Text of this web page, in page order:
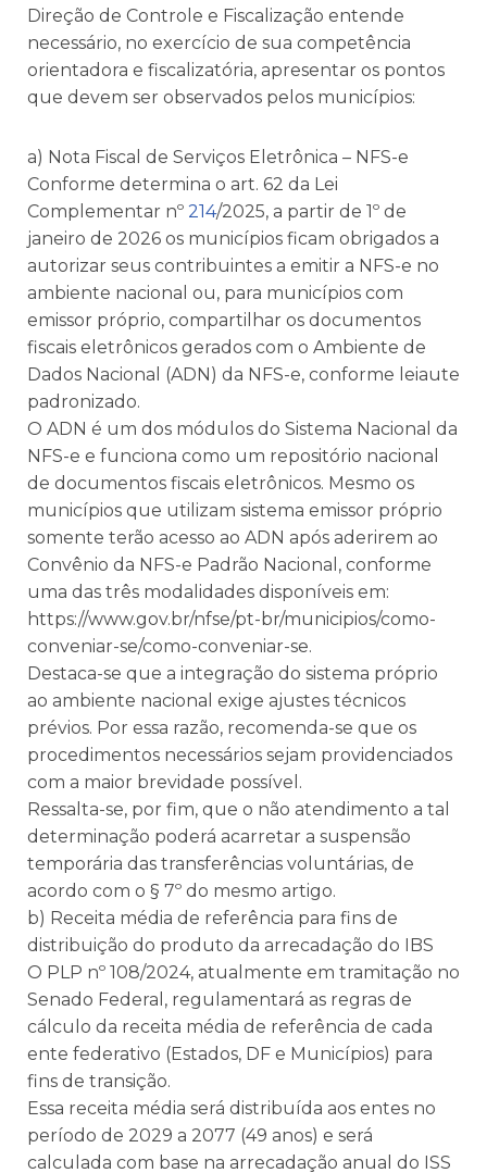
Direção de Controle e Fiscalização entende
necessário, no exercício de sua competência
orientadora e fiscalizatória, apresentar os pontos
que devem ser observados pelos municípios:
a) Nota Fiscal de Serviços Eletrônica – NFS-e
Conforme determina o art. 62 da Lei
Complementar nº 214/2025, a partir de 1º de
janeiro de 2026 os municípios ficam obrigados a
autorizar seus contribuintes a emitir a NFS-e no
ambiente nacional ou, para municípios com
emissor próprio, compartilhar os documentos
fiscais eletrônicos gerados com o Ambiente de
Dados Nacional (ADN) da NFS-e, conforme leiaute
padronizado.
O ADN é um dos módulos do Sistema Nacional da
NFS-e e funciona como um repositório nacional
de documentos fiscais eletrônicos. Mesmo os
municípios que utilizam sistema emissor próprio
somente terão acesso ao ADN após aderirem ao
Convênio da NFS-e Padrão Nacional, conforme
uma das três modalidades disponíveis em:
https://www.gov.br/nfse/pt-br/municipios/como-
conveniar-se/como-conveniar-se.
Destaca-se que a integração do sistema próprio
ao ambiente nacional exige ajustes técnicos
prévios. Por essa razão, recomenda-se que os
procedimentos necessários sejam providenciados
com a maior brevidade possível.
Ressalta-se, por fim, que o não atendimento a tal
determinação poderá acarretar a suspensão
temporária das transferências voluntárias, de
acordo com o § 7º do mesmo artigo.
b) Receita média de referência para fins de
distribuição do produto da arrecadação do IBS
O PLP nº 108/2024, atualmente em tramitação no
Senado Federal, regulamentará as regras de
cálculo da receita média de referência de cada
ente federativo (Estados, DF e Municípios) para
fins de transição.
Essa receita média será distribuída aos entes no
período de 2029 a 2077 (49 anos) e será
calculada com base na arrecadação anual do ISS